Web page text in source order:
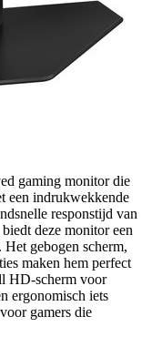
gaming monitor die
een indrukwekkende
responstijd van
deze monitor een
Het gebogen scherm,
maken hem perfect
HD-scherm voor
ergonomisch iets
gamers die